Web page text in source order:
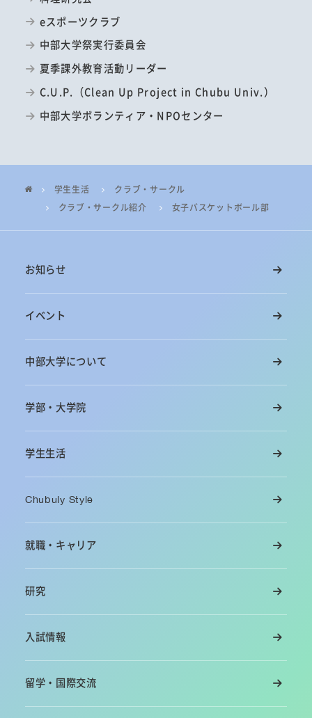
eスポーツクラブ
中部大学祭実行委員会
夏季課外教育活動リーダー
C.U.P.（Clean Up Project in Chubu Univ.）
中部大学ボランティア・NPOセンター
学生生活
クラブ・サークル
クラブ・サークル紹介
女子バスケットボール部
お知らせ
イベント
中部大学について
学部・大学院
学生生活
Chubuly Style
就職・キャリア
研究
入試情報
留学・国際交流